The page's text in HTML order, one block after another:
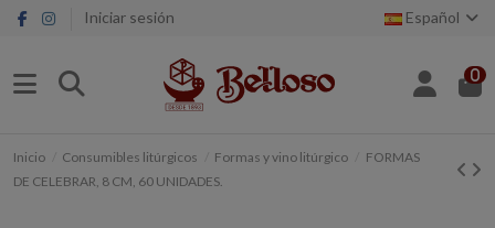
Iniciar sesión Español
0
Inicio Consumibles litúrgicos Formas y vino litúrgico
FORMAS
DE CELEBRAR, 8 CM, 60 UNIDADES.